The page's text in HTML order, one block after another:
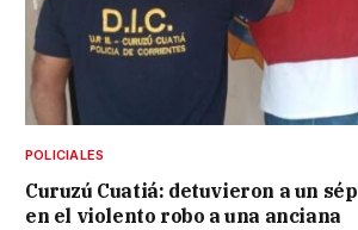
POLICIALES
Curuzú Cuatiá: detuvieron a un
en el violento robo a una anciana